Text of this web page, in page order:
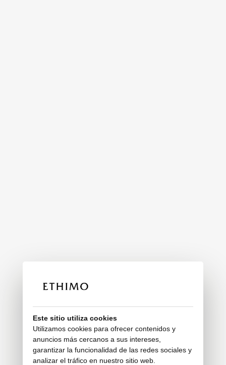
Este sitio utiliza cookies
Utilizamos cookies para ofrecer contenidos y
anuncios más cercanos a sus intereses,
garantizar la funcionalidad de las redes sociales y
analizar el tráfico en nuestro sitio web.